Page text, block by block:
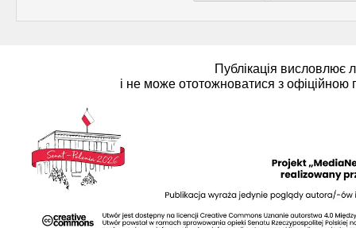
Публікація висловлює
і не може ототожноватися з офіційною